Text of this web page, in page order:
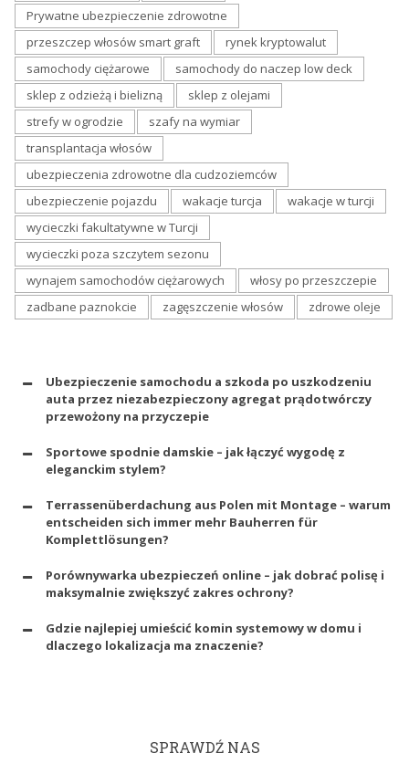
Prywatne ubezpieczenie zdrowotne
przeszczep włosów smart graft
rynek kryptowalut
samochody ciężarowe
samochody do naczep low deck
sklep z odzieżą i bielizną
sklep z olejami
strefy w ogrodzie
szafy na wymiar
transplantacja włosów
ubezpieczenia zdrowotne dla cudzoziemców
ubezpieczenie pojazdu
wakacje turcja
wakacje w turcji
wycieczki fakultatywne w Turcji
wycieczki poza szczytem sezonu
wynajem samochodów ciężarowych
włosy po przeszczepie
zadbane paznokcie
zagęszczenie włosów zdrowe oleje
Ubezpieczenie samochodu a szkoda po uszkodzeniu
auta przez niezabezpieczony agregat prądotwórczy
przewożony na przyczepie
Sportowe spodnie damskie – jak łączyć wygodę z
eleganckim stylem?
Terrassenüberdachung aus Polen mit Montage – warum
entscheiden sich immer mehr Bauherren für
Komplettlösungen?
Porównywarka ubezpieczeń online – jak dobrać polisę i
maksymalnie zwiększyć zakres ochrony?
Gdzie najlepiej umieścić komin systemowy w domu i
dlaczego lokalizacja ma znaczenie?
SPRAWDŹ NAS